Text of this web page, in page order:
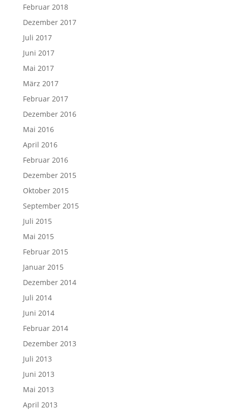
Februar 2018
Dezember 2017
Juli 2017
Juni 2017
Mai 2017
März 2017
Februar 2017
Dezember 2016
Mai 2016
April 2016
Februar 2016
Dezember 2015
Oktober 2015
September 2015
Juli 2015
Mai 2015
Februar 2015
Januar 2015
Dezember 2014
Juli 2014
Juni 2014
Februar 2014
Dezember 2013
Juli 2013
Juni 2013
Mai 2013
April 2013